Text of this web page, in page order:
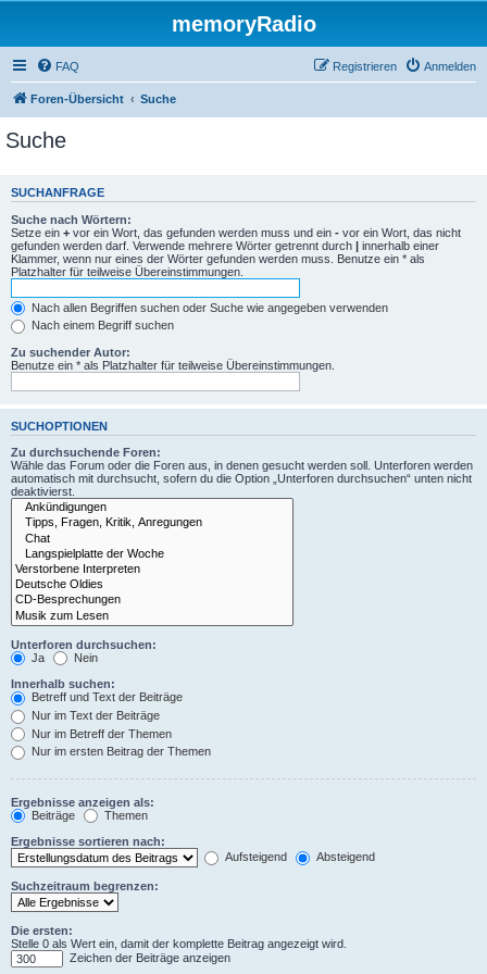
memoryRadio
FAQ Anmelden
Registrieren
Foren-Übersicht Suche
Suche
SUCHANFRAGE
Suche nach Wörtern:
Setze ein + vor ein Wort, das gefunden werden muss und ein - vor ein Wort, das nicht
gefunden werden darf. Verwende mehrere Wörter getrennt durch | innerhalb einer
Klammer, wenn nur eines der Wörter gefunden werden muss. Benutze ein * als
Platzhalter für teilweise Übereinstimmungen.
Nach allen Begriffen suchen oder Suche wie angegeben verwenden
Nach einem Begriff suchen
Zu suchender Autor:
Benutze ein * als Platzhalter für teilweise Übereinstimmungen.
SUCHOPTIONEN
Zu durchsuchende Foren:
Wähle das Forum oder die Foren aus, in denen gesucht werden soll. Unterforen werden
automatisch mit durchsucht, sofern du die Option „Unterforen durchsuchen“ unten nicht
deaktivierst.
Unterforen durchsuchen:
Ja
Nein
Innerhalb suchen:
Betreff und Text der Beiträge
Nur im Text der Beiträge
Nur im Betreff der Themen
Nur im ersten Beitrag der Themen
Ergebnisse anzeigen als:
Beiträge
Themen
Ergebnisse sortieren nach:
Aufsteigend
Absteigend
Suchzeitraum begrenzen:
Die ersten:
Stelle 0 als Wert ein, damit der komplette Beitrag angezeigt wird.
Zeichen der Beiträge anzeigen